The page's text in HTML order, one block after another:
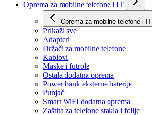
Oprema za mobilne telefone i IT
Oprema za mobilne telefone i IT
Prikaži svе
Adapteri
Držači za mobilne telefone
Kablovi
Maske i futrole
Ostala dodatna oprema
Power bank eksterne baterije
Punjači
Smart WiFI dodatna oprema
Zaštita za telefone stakla i folije